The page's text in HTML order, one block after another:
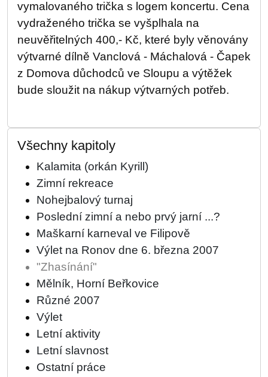
vymalovaného trička s logem koncertu. Cena
vydraženého trička se vyšplhala na
neuvěřitelných 400,- Kč, které byly věnovány
výtvarné dílně Vanclová - Máchalová - Čapek
z Domova důchodců ve Sloupu a výtěžek
bude sloužit na nákup výtvarných potřeb.
Všechny kapitoly
Kalamita (orkán Kyrill)
Zimní rekreace
Nohejbalový turnaj
Poslední zimní a nebo prvý jarní ...?
Maškarní karneval ve Filipově
Výlet na Ronov dne 6. března 2007
"Zhasínání"
Mělník, Horní Beřkovice
Různé 2007
Výlet
Letní aktivity
Letní slavnost
Ostatní práce